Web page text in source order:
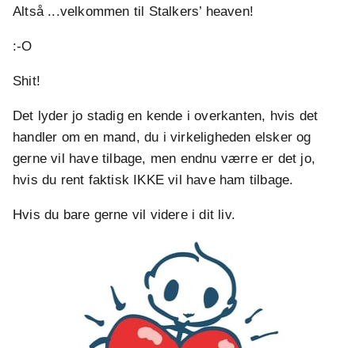
Altså ...velkommen til Stalkers’ heaven!
:-O
Shit!
Det lyder jo stadig en kende i overkanten, hvis det
handler om en mand, du i virkeligheden elsker og
gerne vil have tilbage, men endnu værre er det jo,
hvis du rent faktisk IKKE vil have ham tilbage.
Hvis du bare gerne vil videre i dit liv.